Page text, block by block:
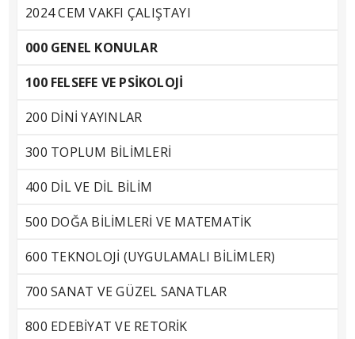
2024 CEM VAKFI ÇALIŞTAYI
000 GENEL KONULAR
100 FELSEFE VE PSİKOLOJİ
200 DİNİ YAYINLAR
300 TOPLUM BİLİMLERİ
400 DİL VE DİL BİLİM
500 DOĞA BİLİMLERİ VE MATEMATİK
600 TEKNOLOJİ (UYGULAMALI BİLİMLER)
700 SANAT VE GÜZEL SANATLAR
800 EDEBİYAT VE RETORİK